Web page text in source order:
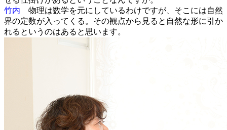
竹内 物理は数学を元にしているわけですが、そこには自然
界の定数が入ってくる。その観点から見ると自然な形に引か
れるというのはあると思います。